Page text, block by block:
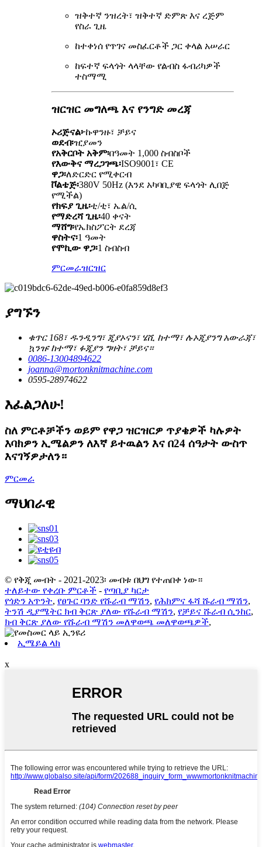
ዝቅተኛ ንዝረት፣ ዝቅተኛ ድምጽ እና ረጅም
የስራ ጊዜ
ከተቀነሰ የጥገና መስፈርቶች ጋር ቀላል አሠራር
ከፍተኛ ፍላጎት ላላቸው የልብስ ፋብሪካዎች
ተስማሚ
ዝርዝር መግለጫ እና የንግድ መረጃ
ኦሪጅናል፦ኩዋንዙ፣ ቻይና
ወደብ፡ዢያመን
የአቅርቦት አቅም፡በዓመት 1,000 ስብስቦች
የእውቅና ማረጋገጫ፡ISO9001፣ CE
ዋጋ፡ለድርድር የሚቀርብ
ቮልቴጅ፡380V 50Hz (እንደ አካባቢያዊ ፍላጎት ሊበጅ
የሚችል)
የክፍያ ጊዜ፡ቲ/ቲ፣ ኤል/ሲ
የማድረሻ ጊዜ፡40 ቀናት
ማሸግ፡የኤክስፖርት ደረጃ
ዋስትና፡1 ዓመት
የሞኪው ዋጋ፡1 ስብስብ
ምርመራዝርዝር
ያግኙን
ቁጥር 168፣ ዱንዲንግ፣ ጂያኦናን፣ ሄሺ ከተማ፣ ሉኦጂያንግ አውራጃ፣
ኳንዡ ከተማ፣ ፉጂያን ግዛት፣ ቻይና።
0086-13004894622
joanna@mortonknitmachine.com
0595-28974622
እፈልጋለሁ!
ስለ ምርቶቻችን ወይም የዋጋ ዝርዝርዎ ጥያቄዎች ካሉዎት
እባክዎን ኢሜልዎን ለእኛ ይተዉልን እና በ24 ሰዓታት ውስጥ
እናገኝዎታለን።
ምርመራ
ማህበራዊ
© የቅጂ መብት - 2021-2023፡ መብቱ በህግ የተጠበቀ ነው።
ተለይተው የቀረቡ ምርቶች - የጣቢያ ካርታ
የጎድን አጥንት, የፀጉር ባንድ የሹራብ ማሽን, የሕክምና ፋሻ ሹራብ ማሽን,
ትንሽ ዲያሜትር ክብ ቅርጽ ያለው የሹራብ ማሽን, የቻይና ሹራብ ሲንከር,
ክብ ቅርጽ ያለው የሹራብ ማሽን መለዋወጫ መለዋወጫዎች,
ኢሜይል ላክ
x